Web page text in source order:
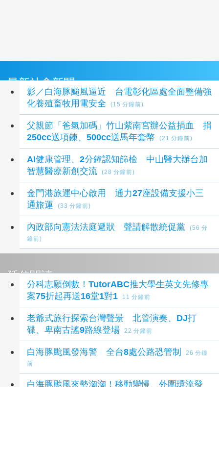
最新社會新聞
影／白海豚颱風逼近 台電彰化區處全面整備強
化養殖畜牧用電安全
(15 分鐘前)
父親節「爸氣加碼」竹山紫南宮辦公益捐血 捐
250cc送項鍊、500cc送馬年套幣
(21 分鐘前)
AI健康管理、2分鐘認知篩檢 中山醫大辦台加
智慧醫療新創交流
(28 分鐘前)
金門港旅運中心啟用 通力27座設備支援小三
通旅運
(33 分鐘前)
內政部向憲法法庭遞狀 聲請解散統促黨
(56 分
鐘前)
延伸閱讀
分科志願倒數！TutorABC推大學生英文先修專
案75折起再送16堂1對1
11 分鐘前
老爺式旅行探索台灣聲景 北管演奏、DJ打
碟、卑南古謠9路線登場
22 分鐘前
白海豚颱風發海警 全台8處公路恐管制
26 分鐘
前
白海豚颱風來勢洶洶！移動變慢、外圍環流發